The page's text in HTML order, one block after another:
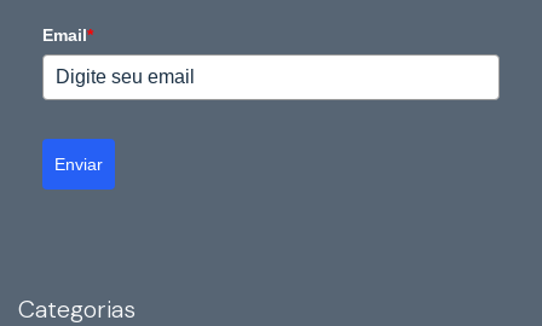
Email*
Enviar
Categorias